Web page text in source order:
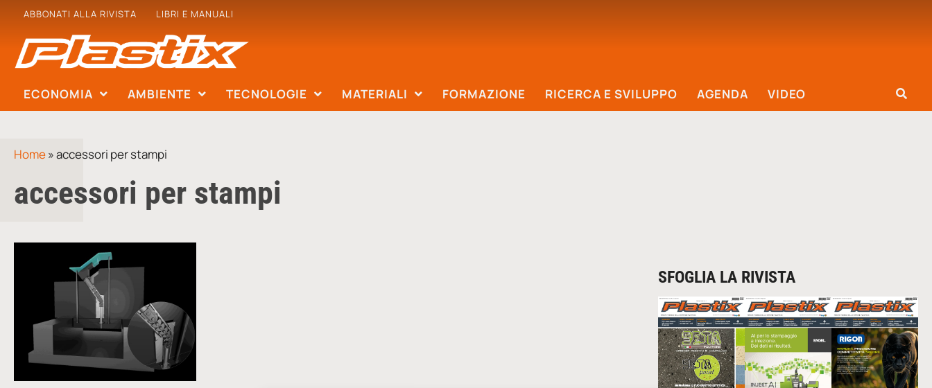
ABBONATI ALLA RIVISTA LIBRI E MANUALI
ECONOMIA AMBIENTE TECNOLOGIE MATERIALI FORMAZIONE RICERCA E SVILUPPO AGENDA VIDEO
Home»accessori per stampi
accessori per stampi
SFOGLIA LA RIVISTA